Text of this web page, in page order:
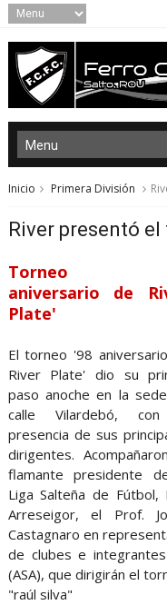
Inicio Primera División
River presentó el
Torneo
aniversario de
Plate'
El torneo '98
River Plate' dio su
paso anoche en la
calle Vilardebó,
presencia de sus
dirigentes.
flamante presidente
Liga Salteña de Fútbol,
Arreseigor, el Prof.
Castagnaro en
de clubes e
(ASA), que dirigirán el
"raúl silva"